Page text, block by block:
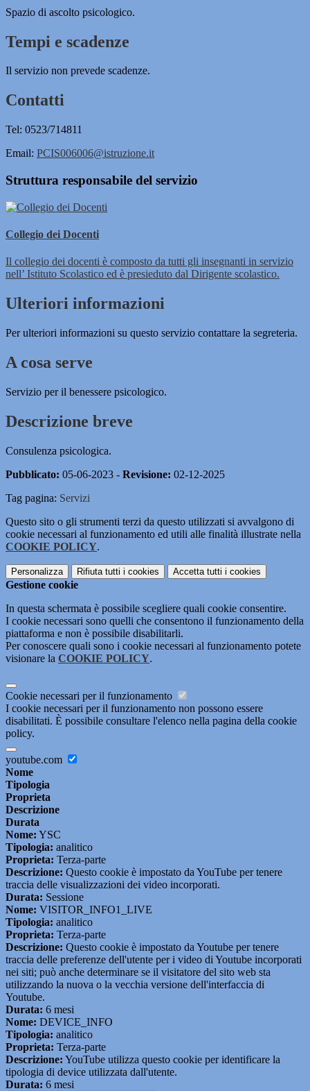
Spazio di ascolto psicologico.
Tempi e scadenze
Il servizio non prevede scadenze.
Contatti
Tel: 0523/714811
Email: PCIS006006@istruzione.it
Struttura responsabile del servizio
Collegio dei Docenti
Il collegio dei docenti è composto da tutti gli insegnanti in servizio
nell’ Istituto Scolastico ed è presieduto dal Dirigente scolastico.
Ulteriori informazioni
Per ulteriori informazioni su questo servizio contattare la segreteria.
A cosa serve
Servizio per il benessere psicologico.
Descrizione breve
Consulenza psicologica.
Pubblicato: 05-06-2023 - Revisione: 02-12-2025
Tag pagina: Servizi
Questo sito o gli strumenti terzi da questo utilizzati si avvalgono di
cookie necessari al funzionamento ed utili alle finalità illustrate nella
COOKIE POLICY.
Personalizza Rifiuta tutti i cookies Accetta tutti i cookies
Gestione cookie
In questa schermata è possibile scegliere quali cookie consentire.
I cookie necessari sono quelli che consentono il funzionamento della
piattaforma e non è possibile disabilitarli.
Per conoscere quali sono i cookie necessari al funzionamento potete
visionare la COOKIE POLICY.
Cookie necessari per il funzionamento
I cookie necessari per il funzionamento non possono essere
disabilitati. È possibile consultare l'elenco nella pagina della cookie
policy.
youtube.com
Nome
Tipologia
Proprieta
Descrizione
Durata
Nome: YSC
Tipologia: analitico
Proprieta: Terza-parte
Descrizione: Questo cookie è impostato da YouTube per tenere
traccia delle visualizzazioni dei video incorporati.
Durata: Sessione
Nome: VISITOR_INFO1_LIVE
Tipologia: analitico
Proprieta: Terza-parte
Descrizione: Questo cookie è impostato da Youtube per tenere
traccia delle preferenze dell'utente per i video di Youtube incorporati
nei siti; può anche determinare se il visitatore del sito web sta
utilizzando la nuova o la vecchia versione dell'interfaccia di
Youtube.
Durata: 6 mesi
Nome: DEVICE_INFO
Tipologia: analitico
Proprieta: Terza-parte
Descrizione: YouTube utilizza questo cookie per identificare la
tipologia di device utilizzata dall'utente.
Durata: 6 mesi